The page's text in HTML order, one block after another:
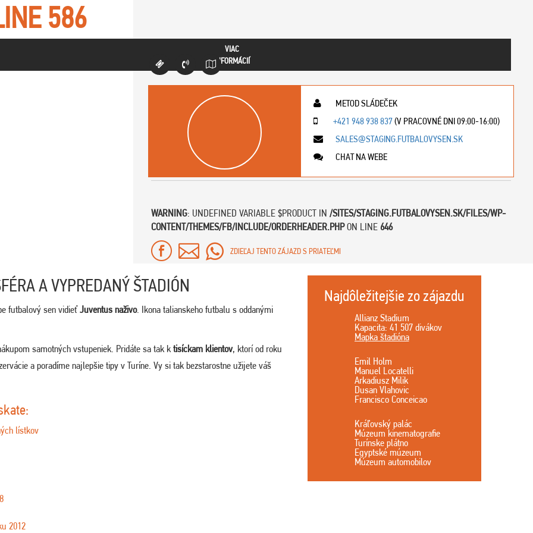
586
VIAC
INFORMÁCIÍ
METOD SLÁDEČEK
+421 948 938 837(V PRACOVNÉ DNI 09:00-16:00)
SALES@STAGING.FUTBALOVYSEN.SK
CHAT NA WEBE
WARNING: UNDEFINED VARIABLE $PRODUCT IN /SITES/STAGING.FUTBALOVYSEN.SK/FILES/WP-
CONTENT/THEMES/FB/INCLUDE/ORDERHEADER.PHPON LINE 646
ZDIEĽAJ TENTO ZÁJAZD S PRIATEĽMI
A VYPREDANÝ ŠTADIÓN
futbalový sen vidieťJuventus naživo. Ikona talianskeho futbalu s oddanými
samotných vstupeniek. Pridáte sa tak ktisíckam klientov, ktorí od roku
a poradíme najlepšie tipy v Turíne. Vy si tak bezstarostne užijete váš
lístkov
2012
Najdôležitejšie zo zájazdu
Allianz Stadium
Kapacita: 41 507 divákov
Mapka štadióna
Emil Holm
Manuel Locatelli
Arkadiusz Milik
Dusan Vlahovic
Francisco Conceicao
Kráľovský palác
Múzeum kinematografie
Turínske plátno
Egyptské múzeum
Múzeum automobilov